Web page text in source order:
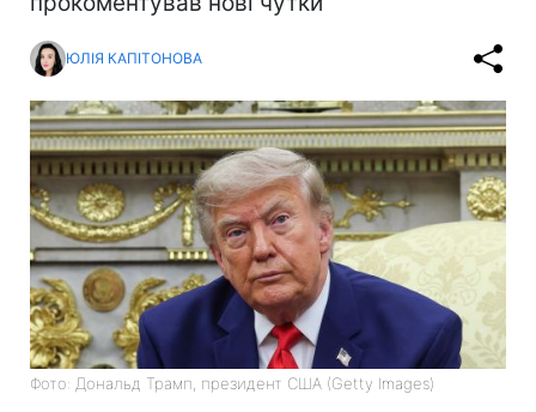
ЮЛІЯ КАПІТОНОВА
Фото: Дональд Трамп, президент США (Getty Images)